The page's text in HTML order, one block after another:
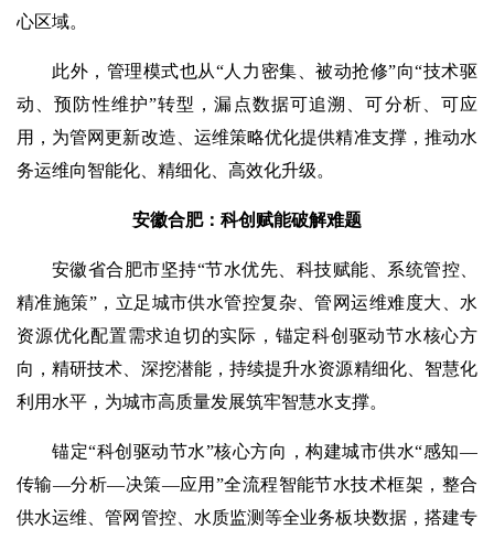
心区域。
此外，管理模式也从“人力密集、被动抢修”向“技术驱
动、预防性维护”转型，漏点数据可追溯、可分析、可应
用，为管网更新改造、运维策略优化提供精准支撑，推动水
务运维向智能化、精细化、高效化升级。
安徽合肥：科创赋能破解难题
安徽省合肥市坚持“节水优先、科技赋能、系统管控、
精准施策”，立足城市供水管控复杂、管网运维难度大、水
资源优化配置需求迫切的实际，锚定科创驱动节水核心方
向，精研技术、深挖潜能，持续提升水资源精细化、智慧化
利用水平，为城市高质量发展筑牢智慧水支撑。
锚定“科创驱动节水”核心方向，构建城市供水“感知—
传输—分析—决策—应用”全流程智能节水技术框架，整合
供水运维、管网管控、水质监测等全业务板块数据，搭建专